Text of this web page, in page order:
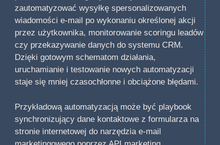
zautomatyzować wysyłkę spersonalizowanych
wiadomości e-mail po wykonaniu określonej akcji
przez użytkownika, monitorowanie scoringu leadów
czy przekazywanie danych do systemu CRM.
Dzięki gotowym schematom działania,
uruchamianie i testowanie nowych automatyzacji
staje się mniej czasochłonne i obciążone błędami.
Przykładową automatyzacją może być playbook
synchronizujący dane kontaktowe z formularza na
stronie internetowej do narzędzia e-mail